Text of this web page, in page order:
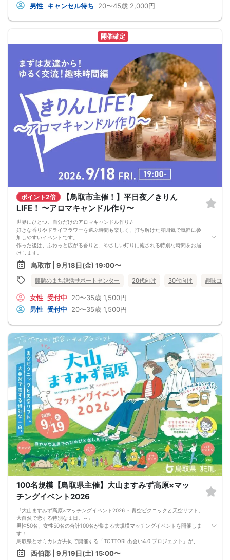
男性 キャンセル待ち 20〜45歳 2,000円
開催確定
ポイント2倍
【鳥取市主催！】平日夜／きりん
LIFE！ 〜アロマキャンドル作り〜
世界にひとつ。自分だけのアロマキャンドル作り♪
好きな香りやドライフラワーを選ぶ時間も楽しく、打ち解けた雰囲気で気軽に参
加しやすいイベントです。
作った後は、ふわっと広がる香りと、やさしい灯りに癒される特別な時間をお届
けします。
1週間の終わりに、癒しの香りに包まれながら、ゆったりとした時間を過ごしてみ
ませんか？鳥取市 | 9月18日(金) 19:00〜
麒麟のまち婚活サポートセンター 20代向け 30代向け 趣味コン
女性 受付中 20〜35歳 1,500円
男性 受付中 20〜35歳 1,500円
100名規模【鳥取県主催】大山ますみず高原×マッ
チングイベント2026
『大山ますみず高原×マッチングイベント2026 ～青空ピクニックと天空リフト。
大自然で恋する特別な１日。～』
男性50名、女性50名の合計100名が集まる大規模マッチングイベントを開催しま
す！
鳥取県とオミカレが共同で開催する「TOTTORI 出会い4.0 プロジェクト」が、
『恋人の聖地』ますみず高原で初開催！
大自然広がる大山エリアで若者の恋活をサポートします！
西伯郡 | 9月19日(土) 15:00〜